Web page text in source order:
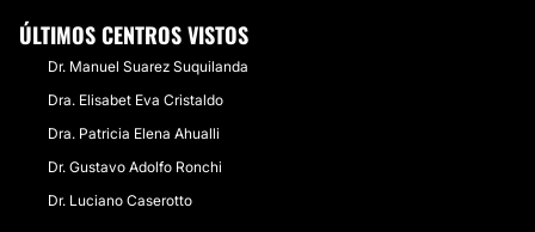
ÚLTIMOS CENTROS VISTOS
Dr. Manuel Suarez Suquilanda
Dra. Elisabet Eva Cristaldo
Dra. Patricia Elena Ahualli
Dr. Gustavo Adolfo Ronchi
Dr. Luciano Caserotto